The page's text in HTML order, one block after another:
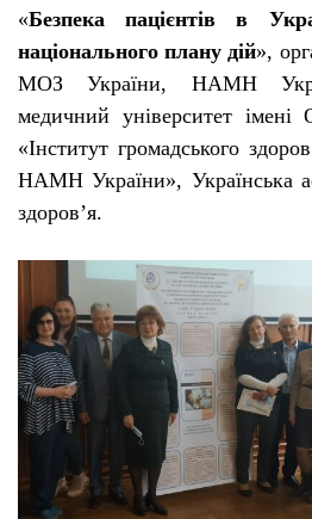
«Безпека пацієнтів в
національного плану дій»,
МОЗ України, НАМН
медичний університет
«Інститут громадського
НАМН України», Українська
здоров’я.